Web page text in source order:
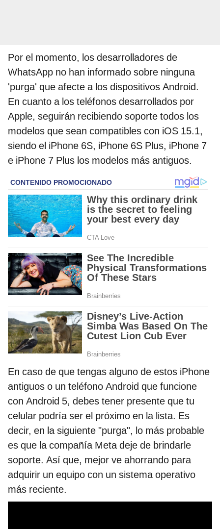
Por el momento, los desarrolladores de
WhatsApp no han informado sobre ninguna
'purga' que afecte a los dispositivos Android.
En cuanto a los teléfonos desarrollados por
Apple, seguirán recibiendo soporte todos los
modelos que sean compatibles con iOS 15.1,
siendo el iPhone 6S, iPhone 6S Plus, iPhone 7
e iPhone 7 Plus los modelos más antiguos.
En caso de que tengas alguno de estos iPhone
antiguos o un teléfono Android que funcione
con Android 5, debes tener presente que tu
celular podría ser el próximo en la lista. Es
decir, en la siguiente "purga", lo más probable
es que la compañía Meta deje de brindarle
soporte. Así que, mejor ve ahorrando para
adquirir un equipo con un sistema operativo
más reciente.